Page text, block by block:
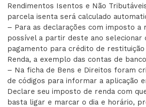
Rendimentos Isentos e Não
parcela isenta será calculado
– Para as declarações com imposto a
possível a partir deste ano selecionar
pagamento para crédito de
Renda, a exemplo das contas de
– Na ficha de Bens e Direitos foram
de códigos para informar a aplicação
Declare seu imposto de renda com
basta ligar e marcar o dia e horário,